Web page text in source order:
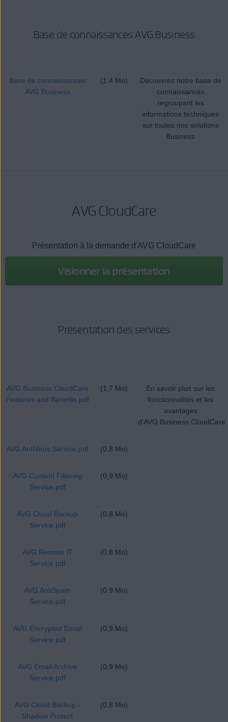
Base de connaissances AVG Business
Base de connaissances
AVG Business
(1.4 Mo)
Découvrez notre base de
connaissances
regroupant les
informations techniques
sur toutes nos solutions
Business
AVG CloudCare
Présentation à la demande d'AVG CloudCare
Visionner la présentation
Présentation des services
AVG Business CloudCare
Features and Benefits.pdf
(1,7 Mo)
En savoir plus sur les
fonctionnalités et les
avantages
d'AVG Business CloudCare
AVG AntiVirus Service.pdf (0,8 Mo)
AVG Content Filtering
Service.pdf
(0,9 Mo)
AVG Cloud Backup
Service.pdf
(0,8 Mo)
AVG Remote IT
Service.pdf
(0,8 Mo)
AVG AntiSpam
Service.pdf
(0,9 Mo)
AVG Encrypted Email
Service.pdf
(0,9 Mo)
AVG Email Archive
Service.pdf
(0,9 Mo)
AVG Cloud Backup -
Shadow Protect
(0,8 Mo)